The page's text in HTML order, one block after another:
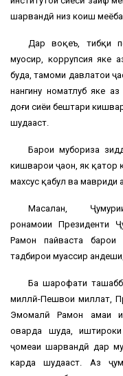
шаҳрвандӣ низ коҳиш
Дар воқеъ, тибқи
муосир, коррупсия яке
буда, тамоми давлатҳои
нангину номатлуб яке
доғи сиёҳи бештари
шудааст.
Барои мубориза
кишварҳои ҷаҳон, як қатор
махсус қабул ва мавриди
Масалан,
роҳнамоии Президенти
Раҳмон пайваста
тадбирҳои муассир
Ба шарофати
миллӣ-Пешвои миллат,
Эмомалӣ Раҳмон ҳамаи
оварда шуда,
ҷомеаи шаҳрвандӣ дар
карда шудааст. Аз